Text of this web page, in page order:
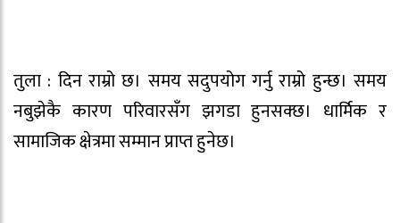
तुला : दिन राम्रो छ। समय सदुपयोग गर्नु राम्रो हुन्छ। समय
नबुझेकै कारण परिवारसँग झगडा हुनसक्छ। धार्मिक र
सामाजिक क्षेत्रमा सम्मान प्राप्त हुनेछ।